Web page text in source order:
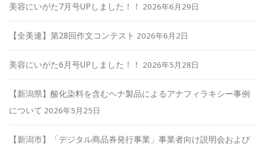
美容にいがた7月号UPしました！！ 2026年6月29日
【全美連】第28回作文コンテスト 2026年6月2日
美容にいがた6月号UPしました！！ 2026年5月28日
【新潟県】酸化染料を含むヘナ製品によるアナフィラキシー事例
について 2026年5月25日
【新潟市】「デジタル商品券発行事業」事業者向け説明会および